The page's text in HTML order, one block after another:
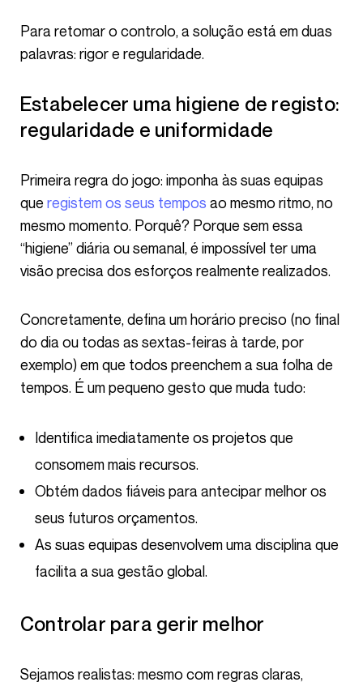
Para retomar o controlo, a solução está em duas
palavras: rigor e regularidade.
Estabelecer uma higiene de registo:
regularidade e uniformidade
Primeira regra do jogo: imponha às suas equipas
que registem os seus tempos ao mesmo ritmo, no
mesmo momento. Porquê? Porque sem essa
“higiene” diária ou semanal, é impossível ter uma
visão precisa dos esforços realmente realizados.
Concretamente, defina um horário preciso (no final
do dia ou todas as sextas-feiras à tarde, por
exemplo) em que todos preenchem a sua folha de
tempos. É um pequeno gesto que muda tudo:
Identifica imediatamente os projetos que
consomem mais recursos.
Obtém dados fiáveis para antecipar melhor os
seus futuros orçamentos.
As suas equipas desenvolvem uma disciplina que
facilita a sua gestão global.
Controlar para gerir melhor
Sejamos realistas: mesmo com regras claras,